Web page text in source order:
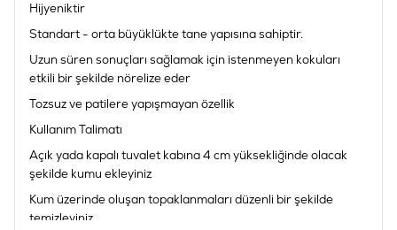
Hijyeniktir
Standart - orta büyüklükte tane yapısına sahiptir.
Uzun süren sonuçları sağlamak için istenmeyen kokuları
etkili bir şekilde nörelize eder
Tozsuz ve patilere yapışmayan özellik
Kullanım Talimatı
Açık yada kapalı tuvalet kabına 4 cm yüksekliğinde olacak
şekilde kumu ekleyiniz
Kum üzerinde oluşan topaklanmaları düzenli bir şekilde
temizleyiniz